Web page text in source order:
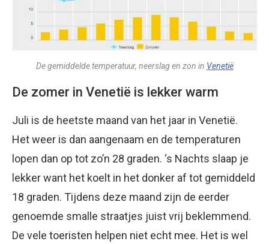
De gemiddelde temperatuur, neerslag en zon in Venetië
De zomer in Venetië is lekker warm
Juli is de heetste maand van het jaar in Venetië.
Het weer is dan aangenaam en de temperaturen
lopen dan op tot zo’n 28 graden. ‘s Nachts slaap je
lekker want het koelt in het donker af tot gemiddeld
18 graden. Tijdens deze maand zijn de eerder
genoemde smalle straatjes juist vrij beklemmend.
De vele toeristen helpen niet echt mee. Het is wel